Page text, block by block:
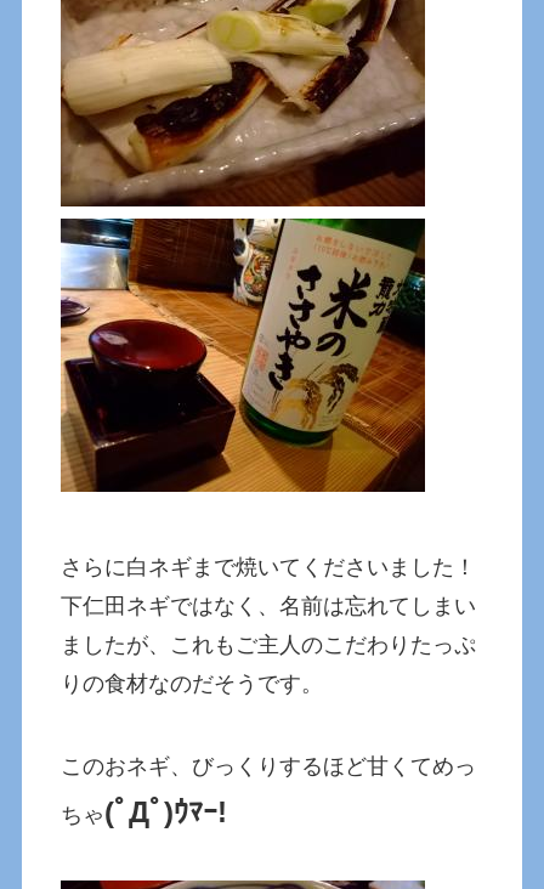
さらに白ネギまで焼いてくださいました！
下仁田ネギではなく、名前は忘れてしまい
ましたが、これもご主人のこだわりたっぷ
りの食材なのだそうです。
このおネギ、びっくりするほど甘くてめっ
ちゃ(ﾟДﾟ)ｳﾏｰ!